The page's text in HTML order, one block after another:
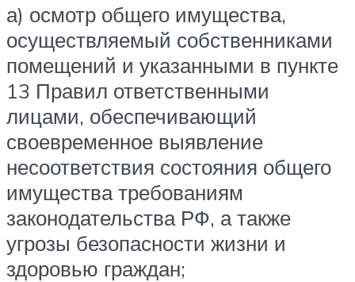
а) осмотр общего имущества,
осуществляемый собственниками
помещений и указанными в пункте
13 Правил ответственными
лицами, обеспечивающий
своевременное выявление
несоответствия состояния общего
имущества требованиям
законодательства РФ, а также
угрозы безопасности жизни и
здоровью граждан;